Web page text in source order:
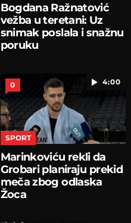
Bogdana Ražnatović
vežba u teretani: Uz
snimak poslala i snažnu
poruku
4:00
0
SPORT
Marinkoviću rekli da
Grobari planiraju prekid
meča zbog odlaska
Žoca